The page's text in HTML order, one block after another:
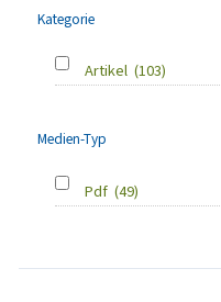
Kategorie
Artikel (103)
Medien-Typ
Pdf (49)